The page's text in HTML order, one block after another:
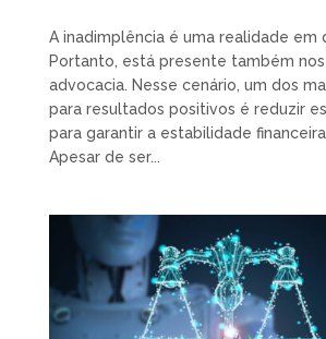
A inadimplência é uma realidade em
Portanto, está presente também
advocacia. Nesse cenário, um dos
para resultados positivos é reduzir
para garantir a estabilidade
Apesar de ser...